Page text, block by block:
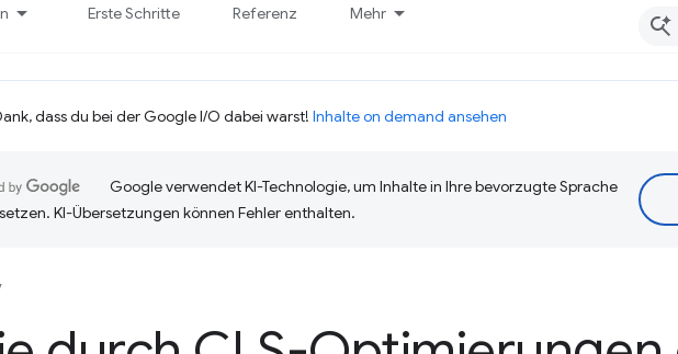
Erste Schritte Referenz Mehr
dass du bei der Google I/O dabei warst! Inhalte on demand ansehen
Google verwendet KI-Technologie, um Inhalte in Ihre bevorzugte Sprache
KI-Übersetzungen können Fehler enthalten.